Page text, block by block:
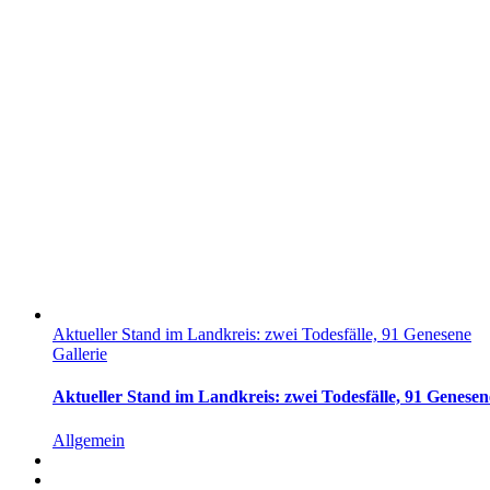
Aktueller Stand im Landkreis: zwei Todesfälle, 91 Genesene
Gallerie
Aktueller Stand im Landkreis: zwei Todesfälle, 91
Allgemein